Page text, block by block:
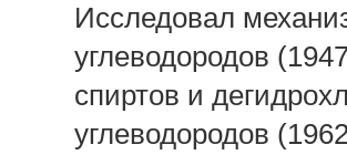
Исследовал
углеводородов
спиртов и
углеводородов